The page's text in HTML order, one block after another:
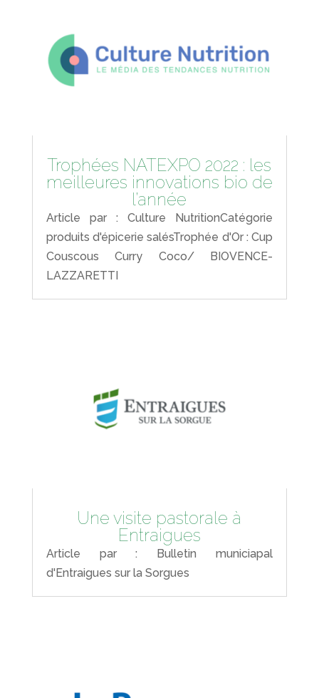
Trophées NATEXPO 2022 : les
meilleures innovations bio de
l’année
Article par : Culture NutritionCatégorie
produits d'épicerie salésTrophée d'Or : Cup
Couscous Curry Coco/ BIOVENCE-
LAZZARETTI
Une visite pastorale à
Entraigues
Article par : Bulletin municiapal
d'Entraigues sur la Sorgues